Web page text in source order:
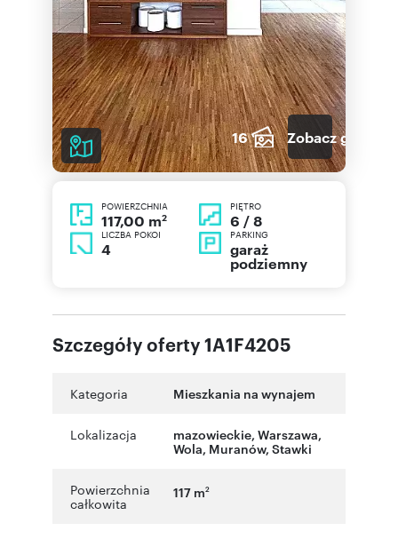
16 Zobacz galerię
POWIERZCHNIA
117,00 m2
PIĘTRO
6 / 8
LICZBA POKOI
4
PARKING
garaż
podziemny
Szczegóły oferty 1A1F4205
Kategoria Mieszkania na wynajem
Lokalizacja mazowieckie, Warszawa,
Wola, Muranów, Stawki
Powierzchnia
całkowita
117 m2